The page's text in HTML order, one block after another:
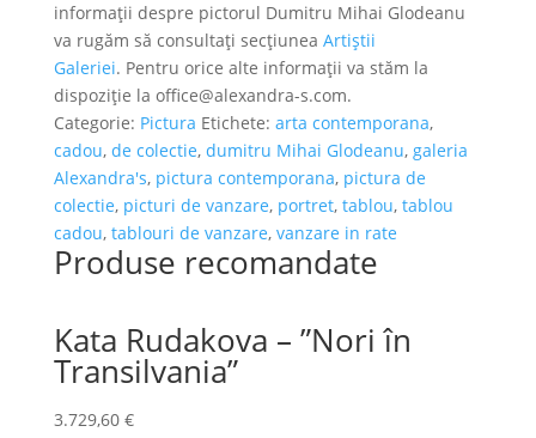
informații despre pictorul Dumitru Mihai Glodeanu
va rugăm să consultați secțiunea Artiștii
Galeriei. Pentru orice alte informații va stăm la
dispoziție la office@alexandra-s.com.
Categorie: Pictura Etichete: arta contemporana,
cadou, de colectie, dumitru Mihai Glodeanu, galeria
Alexandra's, pictura contemporana, pictura de
colectie, picturi de vanzare, portret, tablou, tablou
cadou, tablouri de vanzare, vanzare in rate
Produse recomandate
Kata Rudakova – ”Nori în
Transilvania”
3.729,60 €